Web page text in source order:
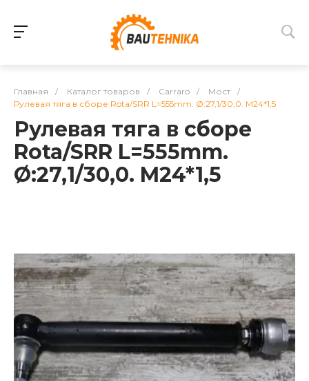
Главная / Каталог товаров / Carraro / Мост
/
Рулевая тяга в сборе Rota/SRR L=555mm. Ø:27,1/30,0. M24*1,5
Рулевая тяга в сборе
Rota/SRR L=555mm.
Ø:27,1/30,0. M24*1,5